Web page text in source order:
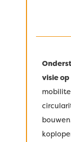
visie